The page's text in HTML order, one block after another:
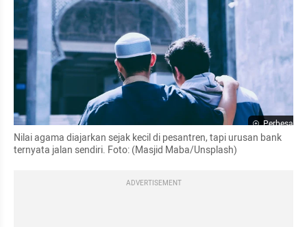
Perbesar
Nilai agama diajarkan sejak kecil di pesantren, tapi urusan bank
ternyata jalan sendiri. Foto: (Masjid Maba/Unsplash)
ADVERTISEMENT